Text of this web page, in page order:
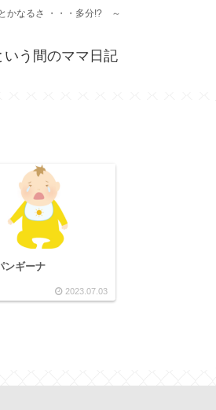
かなるさ ・・・多分!? ～
いう間のママ日記
ンギーナ
2023.07.03